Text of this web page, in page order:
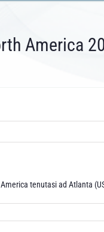
America
tenutasi ad Atlanta